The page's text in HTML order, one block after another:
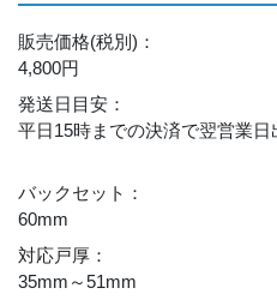
販売価格(税別) ：
4,800円
発送日目安 ：
平日15時までの決済で翌営業日
バックセット ：
60mm
対応戸厚 ：
35mm～51mm